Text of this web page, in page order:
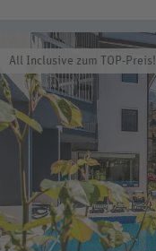
All Inclusive zum TOP-Preis!